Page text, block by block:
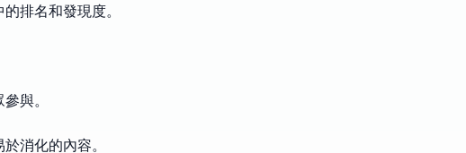
排名和發現度。
與。
消化的內容。